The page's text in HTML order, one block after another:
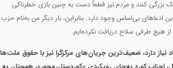
کنند و مردم نیز قطعاً دست به چنین بازی خطرناکی
ادعاهای بی‌اساس وجود دارد. بنابراین، بار دیگر من به‌نام حزب
از هیچ طرفی سلاح دریافت نکرده‌ایم.
دارد، ضعیف‌ترین جریان‌های مرکزگرا نیز با حقوق ملت‌ها